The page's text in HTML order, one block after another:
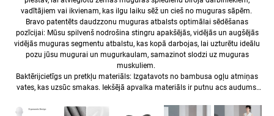
vadītājiem vai ikvienam, kas ilgu laiku sēž un cieš no muguras sāpēm.
Bravo patentēts daudzzonu muguras atbalsts optimālai sēdēšanas
pozīcijai: Mūsu spilvenš nodrošina stingru apakšējās, vidējās un augšējās
vidējās muguras segmentu atbalstu, kas kopā darbojas, lai uzturētu ideālu
pozu jūsu mugurai un mugurkaulam, samazinot slodzi uz muguras
muskuliem.
Baktērijcietīgs un pretkļu materiāls: Izgatavots no bambusa ogļu atmiņas
vates, kas uzsūc smakas. Iekšējā apvalka materiāls ir putnu acs audums,
Ar regulējamu siknu: ērti piestiprināms automašīnā, biroja sēdeklī utt.